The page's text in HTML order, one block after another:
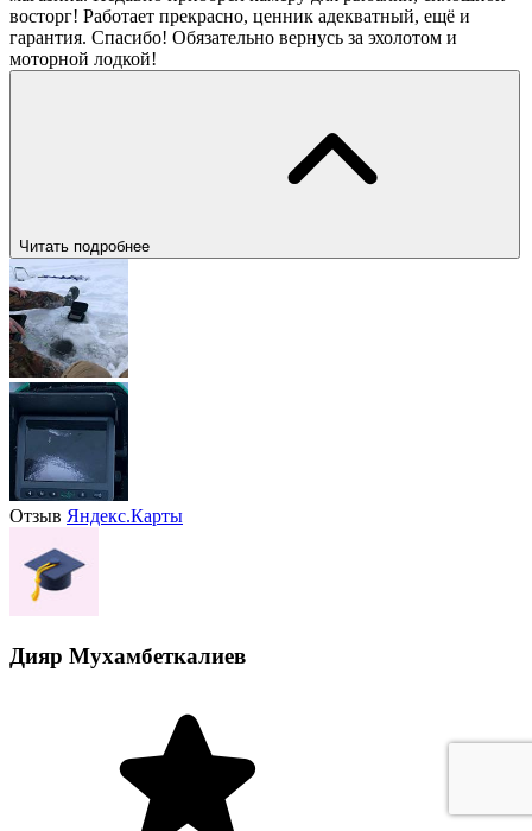
восторг! Работает прекрасно, ценник адекватный, ещё и
гарантия. Спасибо! Обязательно вернусь за эхолотом и
моторной лодкой!
Читать подробнее
Отзыв Яндекс.Карты
Дияр Мухамбеткалиев